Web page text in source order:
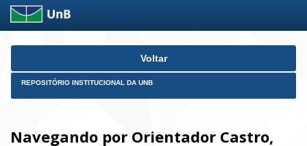
Skip
Voltar
REPOSITÓRIO INSTITUCIONAL DA UNB
Navegando por Orientador Castro,